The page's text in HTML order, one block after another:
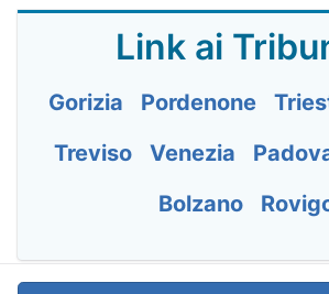
Link ai
Gorizia Pordenone
Treviso
Venezia
Bolzano